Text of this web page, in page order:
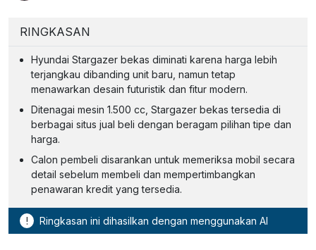
RINGKASAN
Hyundai Stargazer bekas diminati karena harga lebih
terjangkau dibanding unit baru, namun tetap
menawarkan desain futuristik dan fitur modern.
Ditenagai mesin 1.500 cc, Stargazer bekas tersedia di
berbagai situs jual beli dengan beragam pilihan tipe dan
harga.
Calon pembeli disarankan untuk memeriksa mobil secara
detail sebelum membeli dan mempertimbangkan
penawaran kredit yang tersedia.
! Ringkasan ini dihasilkan dengan menggunakan AI